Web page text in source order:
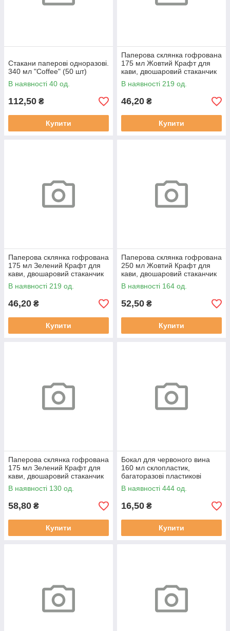
Стакани паперові одноразові.
340 мл "Coffee" (50 шт)
В наявності 40 од.
112,50 ₴
Купити
Паперова склянка гофрована
175 мл Жовтий Крафт для
кави, двошаровий стаканчик
гофру (20 шт)
В наявності 219 од.
46,20 ₴
Купити
Паперова склянка гофрована
175 мл Зелений Крафт для
кави, двошаровий стаканчик
гофру (20 шт)
В наявності 219 од.
46,20 ₴
Купити
Паперова склянка гофрована
250 мл Жовтий Крафт для
кави, двошаровий стаканчик
гофру (20 шт)
В наявності 164 од.
52,50 ₴
Купити
Паперова склянка гофрована
175 мл Зелений Крафт для
кави, двошаровий стаканчик
гофру (20 шт)
В наявності 130 од.
58,80 ₴
Купити
Бокал для червоного вина
160 мл склопластик,
багаторазові пластикові
фужери. (15 шт)
В наявності 444 од.
16,50 ₴
Купити